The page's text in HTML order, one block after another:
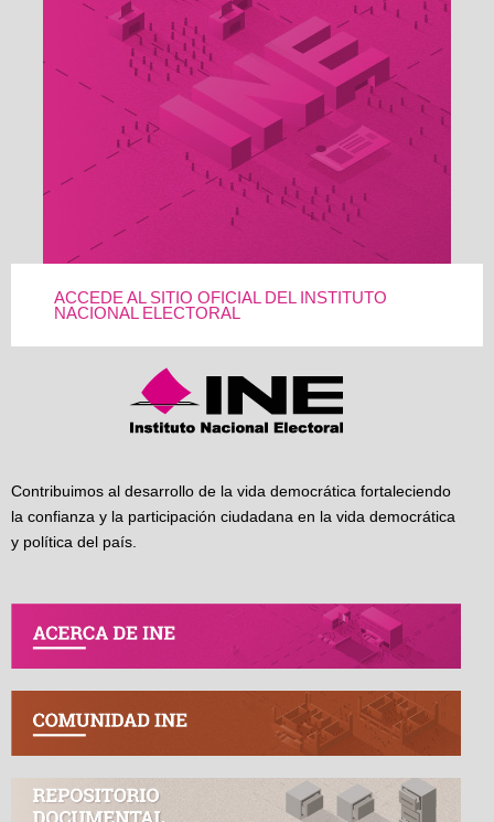
ACCEDE AL SITIO OFICIAL DEL INSTITUTO
NACIONAL ELECTORAL
Contribuimos al desarrollo de la vida democrática fortaleciendo
la confianza y la participación ciudadana en la vida democrática
y política del país.